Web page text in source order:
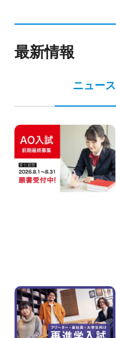
最新情報
ニュース